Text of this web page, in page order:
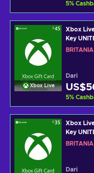
5%
Xbox Live
Xbox
Key
Dari
5%
Xbox
Key
Dari